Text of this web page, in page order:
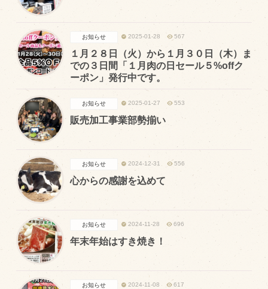
2025-01-28 567
１月２８日（火）から１月３０日（木）ま
での３日間「１月肉の日セール５%offク
ーポン」発行中です。
お知らせ
2025-01-27 553
販売加工事業部勢揃い
お知らせ
2024-12-31 556
心からの感謝を込めて
お知らせ
2024-11-28 696
年末年始はすき焼き！
お知らせ
2024-11-08 617
お知らせ
牧場の仕事
飼育している牛について
環境・堆肥リサイクル
食肉加工場を新設
衛生管理体制
業務管理体制
品質管理体制
最新の設備
ＢtoＢ受発注システム
瑕疵とは
商品のご紹介